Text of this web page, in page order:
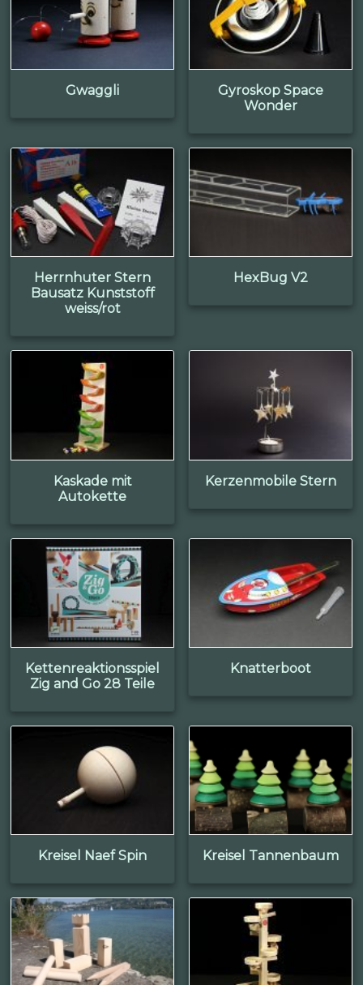
Gwaggli
Gyroskop Space
Wonder
Herrnhuter Stern
Bausatz Kunststoff
weiss/rot
HexBug V2
Kaskade mit
Autokette
Kerzenmobile Stern
Kettenreaktionsspiel
Zig and Go 28 Teile
Knatterboot
Kreisel Naef Spin Kreisel Tannenbaum